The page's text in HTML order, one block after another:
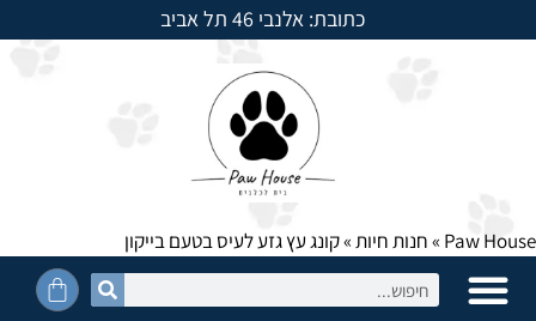
כתובת: אלנבי 46 תל אביב
למשלוחים חייגו: 054-5950525
Paw House
»חנות חיות»קונג עץ גזע לעיס בטעם בייקון